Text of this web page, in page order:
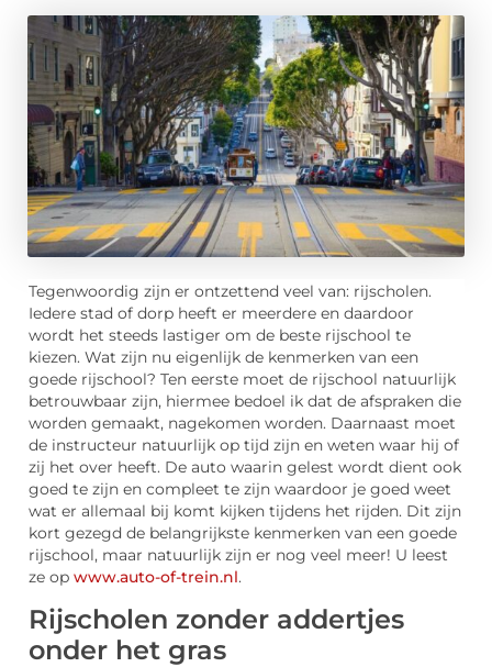
Tegenwoordig zijn er ontzettend veel van: rijscholen.
Iedere stad of dorp heeft er meerdere en daardoor
wordt het steeds lastiger om de beste rijschool te
kiezen. Wat zijn nu eigenlijk de kenmerken van een
goede rijschool? Ten eerste moet de rijschool natuurlijk
betrouwbaar zijn, hiermee bedoel ik dat de afspraken die
worden gemaakt, nagekomen worden. Daarnaast moet
de instructeur natuurlijk op tijd zijn en weten waar hij of
zij het over heeft. De auto waarin gelest wordt dient ook
goed te zijn en compleet te zijn waardoor je goed weet
wat er allemaal bij komt kijken tijdens het rijden. Dit zijn
kort gezegd de belangrijkste kenmerken van een goede
rijschool, maar natuurlijk zijn er nog veel meer! U leest
ze op www.auto-of-trein.nl.
Rijscholen zonder addertjes
onder het gras